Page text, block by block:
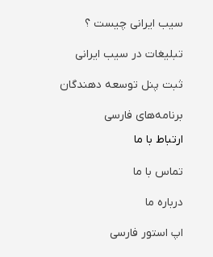
سیب ایرانی چیست ؟
تبلیغات در سیب ایرانی
ثبت پنل توسعه دهندگان
برنامه‌های فارسی
ارتباط با ما
تماس با ما
درباره ما
اپ استور فارسی